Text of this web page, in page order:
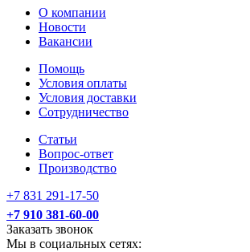
О компании
Новости
Вакансии
Помощь
Условия оплаты
Условия доставки
Сотрудничество
Статьи
Вопрос-ответ
Производство
+7 831 291-17-50
+7 910 381-60-00
Заказать звонок
Мы в социальных сетях: